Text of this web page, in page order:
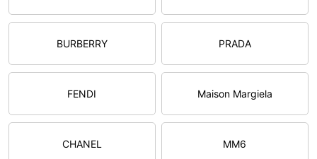
BURBERRY PRADA
FENDI Maison Margiela
CHANEL MM6